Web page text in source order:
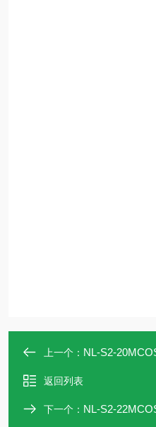
上一个： NL-S2-
返回列表
下一个： NL-S2-